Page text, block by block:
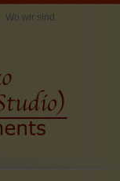
Wo wir sind